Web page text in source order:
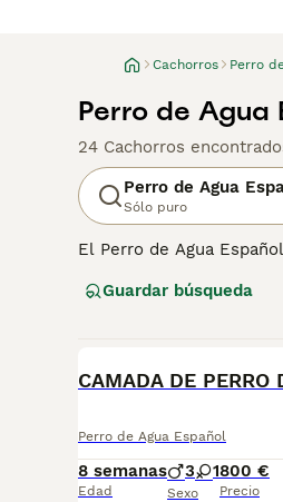
Cachorros Perro
Perro de Agua
24 Cachorros
Perro de Agua
Sólo puro
El Perro de Agua
como por sus
Guardar búsqueda
CAMADA DE PERRO
Perro de Agua Español
8 semanas
Edad
3 1
Sexo
800 €
Precio